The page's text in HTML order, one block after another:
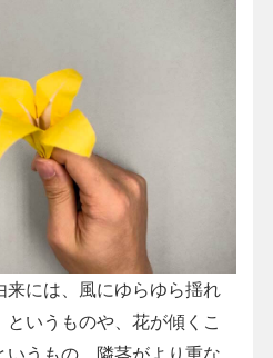
来には、風にゆらゆら揺れ
いうものや、花が傾くこ
いうもの、隣茎がより重な